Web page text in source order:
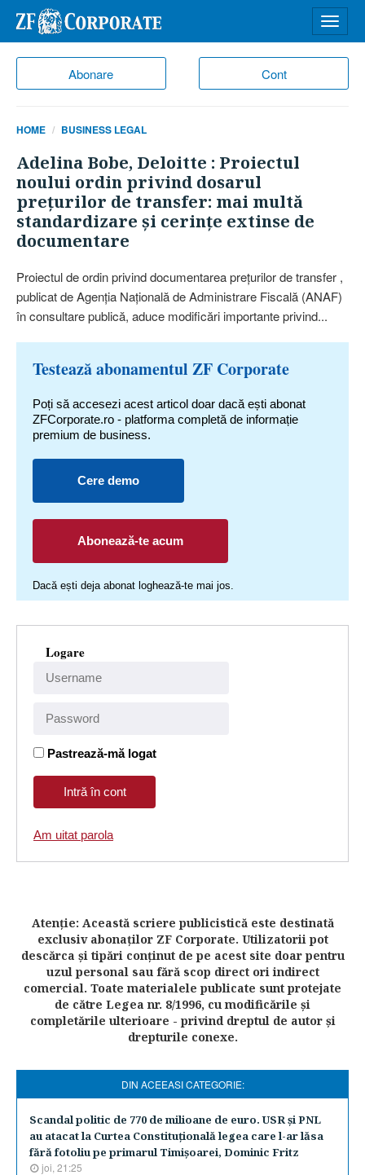
Abonare Cont
meniu
HOME BUSINESS LEGAL
Adelina Bobe, Deloitte : Proiectul
noului ordin privind dosarul
preţurilor de transfer: mai multă
standardizare şi cerinţe extinse de
documentare
Proiectul de ordin privind documentarea preţurilor de transfer ,
publicat de Agenţia Naţională de Administrare Fiscală (ANAF)
în consultare publică, aduce modificări importante privind...
Testează abonamentul ZF Corporate
Poți să accesezi acest articol doar dacă ești abonat
ZFCorporate.ro - platforma completă de informație
premium de business.
Cere demo
Abonează-te acum
Dacă ești deja abonat loghează-te mai jos.
Logare
Pastrează-mă logat
Am uitat parola
Atenţie: Această scriere publicistică este destinată
exclusiv abonaţilor ZF Corporate. Utilizatorii pot
descărca şi tipări conţinut de pe acest site doar pentru
uzul personal sau fără scop direct ori indirect
comercial. Toate materialele publicate sunt protejate
de către Legea nr. 8/1996, cu modificările şi
completările ulterioare - privind dreptul de autor şi
drepturile conexe.
DIN ACEEASI CATEGORIE:
Scandal politic de 770 de milioane de euro. USR şi PNL
au atacat la Curtea Constituţională legea care l-ar lăsa
fără fotoliu pe primarul Timişoarei, Dominic Fritz
joi, 21:25